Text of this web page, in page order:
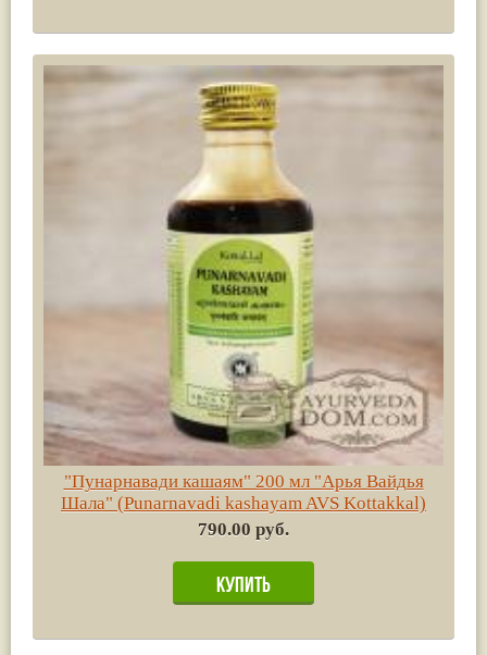
"Пунарнавади кашаям" 200 мл "Арья Вайдья
Шала" (Punarnavadi kashayam AVS Kottakkal)
790.00 руб.